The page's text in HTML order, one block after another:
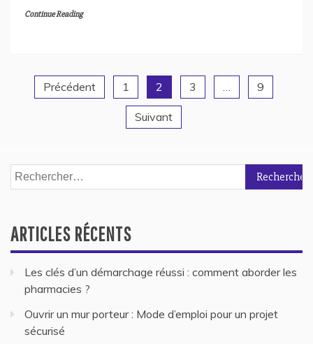
Continue Reading
Navigation
articles
Précédent 1 2 3 9
Suivant
Rechercher :
ARTICLES RÉCENTS
Les clés d’un démarchage réussi : comment aborder les
pharmacies ?
Ouvrir un mur porteur : Mode d’emploi pour un projet
sécurisé